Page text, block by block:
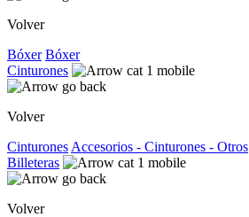
Volver
Bóxer Bóxer
Cinturones
Volver
Cinturones Accesorios - Cinturones - Otros
Billeteras
Volver